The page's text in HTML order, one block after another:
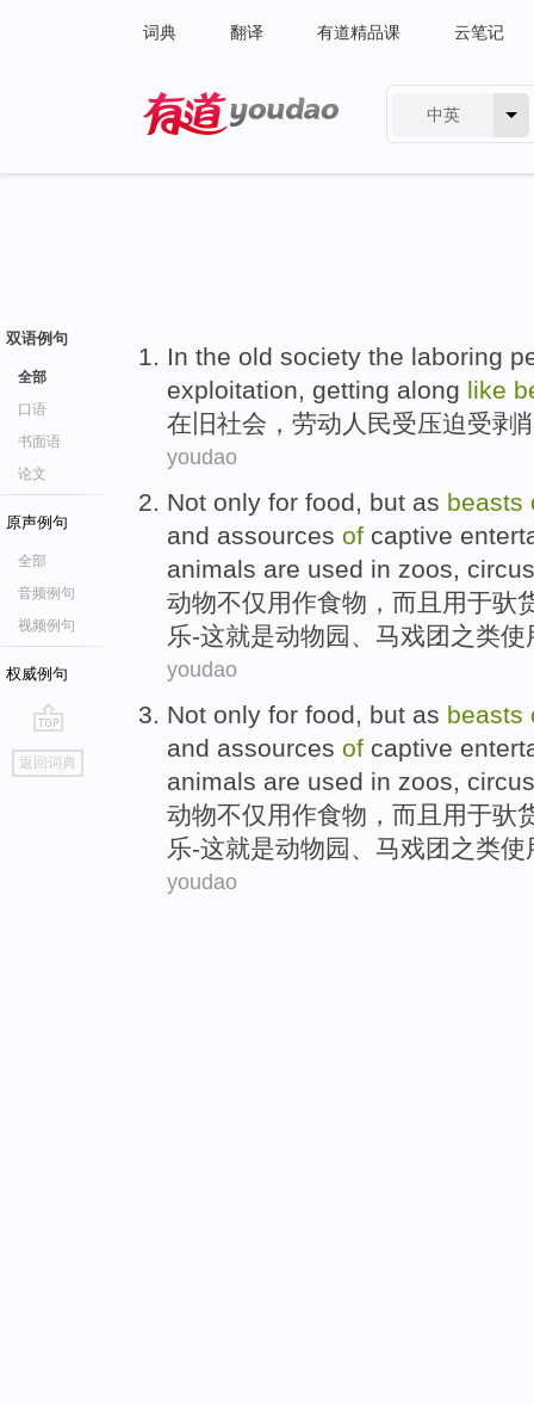
词典 翻译 有道精品课 云笔记
中英
双语例句
全部
口语
书面语
论文
原声例句
全部
音频例句
视频例句
权威例句
go
top
返回词典
In the old society the laboring
exploitation, getting along like
在 旧社会 ， 劳动 人民受压迫受剥
youdao
Not only for food, but as beasts
and assources of captive
animals are used in zoos,
动物不仅 用作食物 ， 而且 用于驮
乐-这就是动物园 、 马戏团之类使
youdao
Not only for food but as beasts
and assources of captive
animals are used in zoos
动物不仅 用作食物 ， 而且 用于驮
乐-这就是动物园 马戏团之类使
youdao